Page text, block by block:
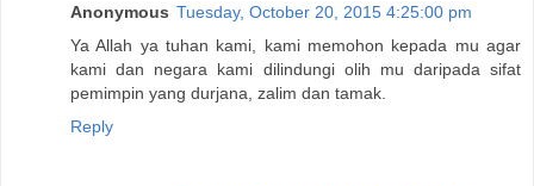
Anonymous Tuesday, October 20, 2015 4:25:00 pm
Ya Allah ya tuhan kami, kami memohon kepada mu agar
kami dan negara kami dilindungi olih mu daripada sifat
pemimpin yang durjana, zalim dan tamak.
Reply